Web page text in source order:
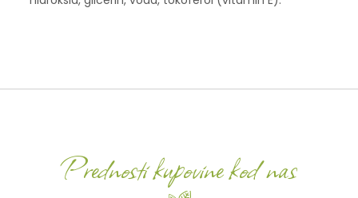
Prednosti kupovine kod nas